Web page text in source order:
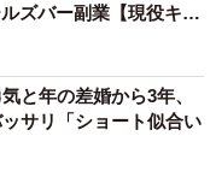
ズバー副業【現役キャ
と年の差婚から3年、
サリ「ショート似合い